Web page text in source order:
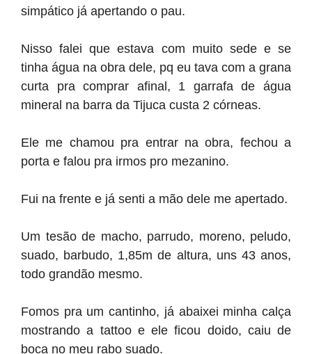
simpático já apertando o pau.
Nisso falei que estava com muito sede e se
tinha água na obra dele, pq eu tava com a grana
curta pra comprar afinal, 1 garrafa de água
mineral na barra da Tijuca custa 2 córneas.
Ele me chamou pra entrar na obra, fechou a
porta e falou pra irmos pro mezanino.
Fui na frente e já senti a mão dele me apertado.
Um tesão de macho, parrudo, moreno, peludo,
suado, barbudo, 1,85m de altura, uns 43 anos,
todo grandão mesmo.
Fomos pra um cantinho, já abaixei minha calça
mostrando a tattoo e ele ficou doido, caiu de
boca no meu rabo suado.